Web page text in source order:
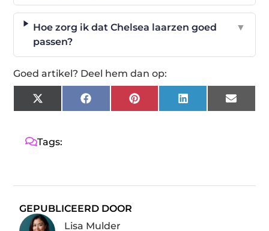
Hoe zorg ik dat Chelsea laarzen goed
passen?
▼
Goed artikel? Deel hem dan op:
X
(Twitter)
FacebookPinterestLinkedIn Email
Tags:
GEPUBLICEERD DOOR
Lisa Mulder